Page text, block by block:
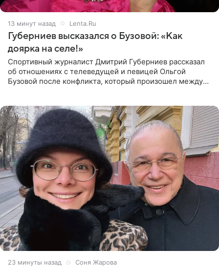
13 минут назад Lenta.Ru
Губерниев высказался о Бузовой: «Как
доярка на селе!»
Спортивный журналист Дмитрий Губерниев рассказал
об отношениях с телеведущей и певицей Ольгой
Бузовой после конфликта, который произошел между
23 минуты назад Соня Жарова